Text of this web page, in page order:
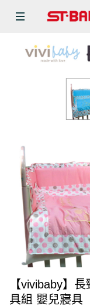
【vivibaby】
具組 嬰兒寢具